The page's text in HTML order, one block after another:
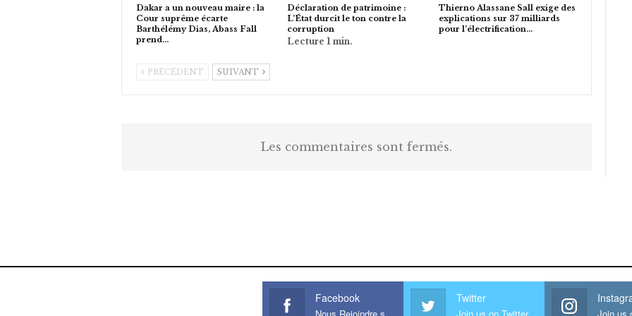
Dakar a un nouveau maire : la
Cour suprême écarte
Barthélémy Dias, Abass Fall
prend…
Déclaration de patrimoine :
L’État durcit le ton contre la
corruption
Thierno Alassane Sall exige des
explications sur 37 milliards
pour l’électrification…
PRÉCÉDENT SUIVANT
Les commentaires sont fermés.
Facebook Twitter